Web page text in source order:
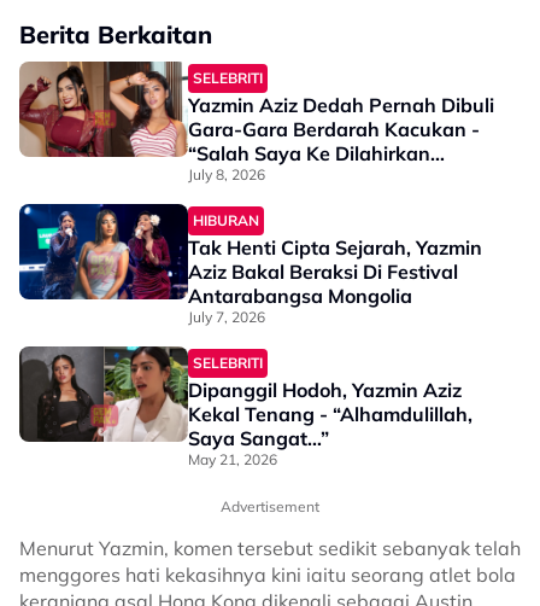
Berita Berkaitan
SELEBRITI
Yazmin Aziz Dedah Pernah Dibuli
Gara-Gara Berdarah Kacukan -
“Salah Saya Ke Dilahirkan
Begini?”
July 8, 2026
HIBURAN
Tak Henti Cipta Sejarah, Yazmin
Aziz Bakal Beraksi Di Festival
Antarabangsa Mongolia
July 7, 2026
SELEBRITI
Dipanggil Hodoh, Yazmin Aziz
Kekal Tenang - “Alhamdulillah,
Saya Sangat…”
May 21, 2026
Advertisement
Menurut Yazmin, komen tersebut sedikit sebanyak telah
menggores hati kekasihnya kini iaitu seorang atlet bola